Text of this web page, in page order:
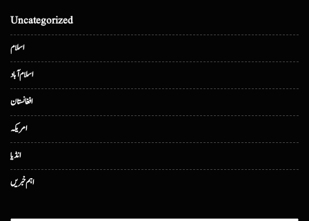
Uncategorized
اسلام
اسلام آباد
افغانستان
امریکہ
انڈیا
اہم خبریں